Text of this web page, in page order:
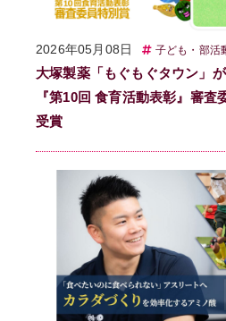
2026年05月08日 子ども・部活
大塚製薬「もぐもぐタウン」
『第10回 食育活動表彰』審査
受賞